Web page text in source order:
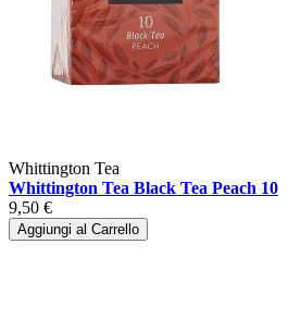
Whittington Tea
Whittington Tea Black Tea Peach 10
9,50 €
Aggiungi al Carrello